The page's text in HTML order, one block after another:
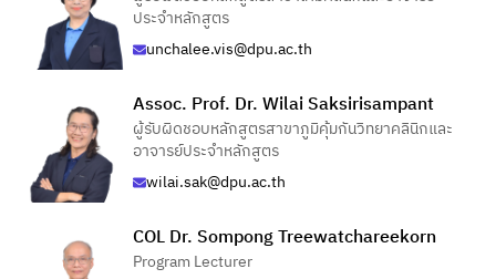
ประจำหลักสูตร
unchalee.vis@dpu.ac.th
Assoc. Prof. Dr. Wilai Saksirisampant
ผู้รับผิดชอบหลักสูตรสาขาภูมิคุ้มกันวิทยาคลินิกและ
อาจารย์ประจำหลักสูตร
wilai.sak@dpu.ac.th
COL Dr. Sompong Treewatchareekorn
Program Lecturer